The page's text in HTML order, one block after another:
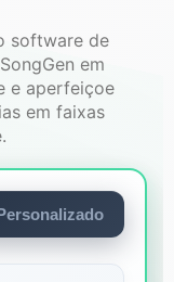
software de
em
e aperfeiçoe
em faixas